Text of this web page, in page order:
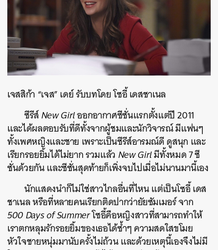
เจสสิก้า “เจส” เดย์ รับบทโดย โซอี้ เดสชาเนล
ซีรีส์New Girlออกอากาศซีซั่นแรกตั้งแต่ปี 2011
และได้ผลตอบรับที่ดีทั้งจากผู้ชมและนักวิจารณ์ มีแฟนๆ
ทั้งเพศหญิงและชาย เพราะเป็นซีรีส์อารมณ์ดี ดูสนุก และ
เรียกรอยยิ้มได้ไม่ยาก รวมแล้ว New Girlมีทั้งหมด 7 ซี
ซั่นด้วยกัน และซีซั่นสุดท้ายก็เพิ่งจบไปเมื่อไม่นานมานี้เอง
นักแสดงนำก็ไม่ใช่สาวไกลอื่นที่ไหน แต่เป็นโซอี้ เดส
ชาเนล หรือที่หลายคนเรียกติดปากว่ายัยซัมเมอร์ จาก
500 Days of Summerโซอี้คือหญิงสาวที่สามารถทำให้
เราตกหลุมรักรอยยิ้มของเธอได้ซ้ำๆ ความสดใสขโมย
หัวใจชายหนุ่มมานับครั้งไม่ถ้วน และด้วยเหตุนี้เองจึงไม่มี